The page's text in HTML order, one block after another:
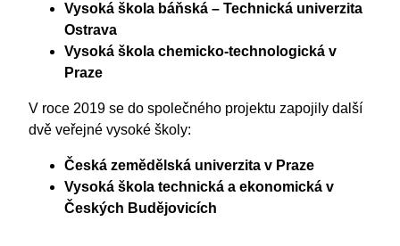
Vysoká škola báňská – Technická univerzita
Ostrava
Vysoká škola chemicko-technologická v
Praze
V roce 2019 se do společného projektu zapojily další
dvě veřejné vysoké školy:
Česká zemědělská univerzita v Praze
Vysoká škola technická a ekonomická v
Českých Budějovicích